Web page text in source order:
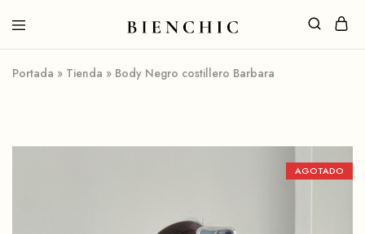
Portada » Tienda » Body Negro costillero Barbara
AGOTADO